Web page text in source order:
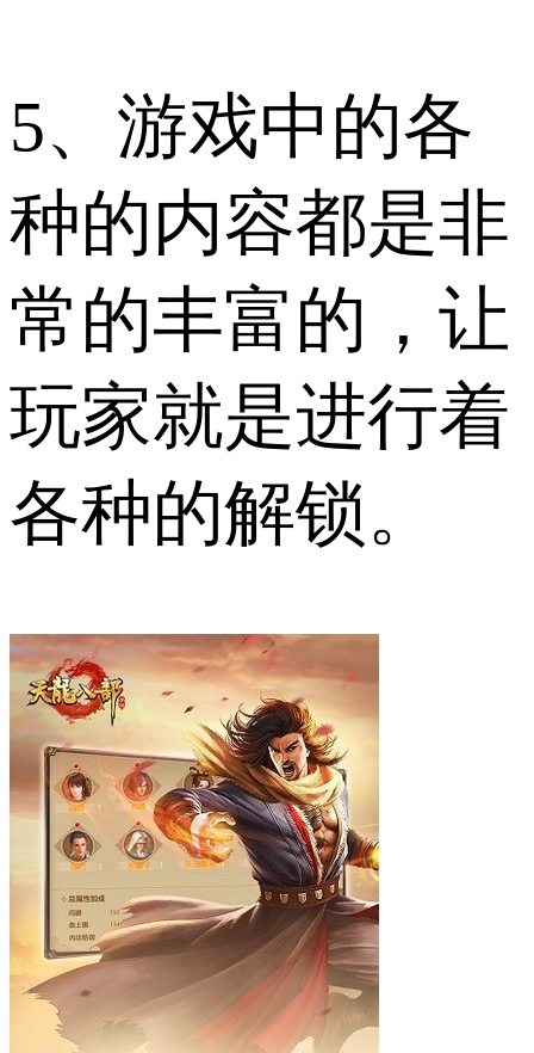
5、游戏中的各
种的内容都是非
常的丰富的，让
玩家就是进行着
各种的解锁。